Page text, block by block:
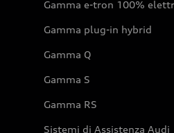
Gamma e-tron 100%
Gamma plug-in hybrid
Gamma Q
Gamma S
Gamma RS
Sistemi di Assistenza Audi